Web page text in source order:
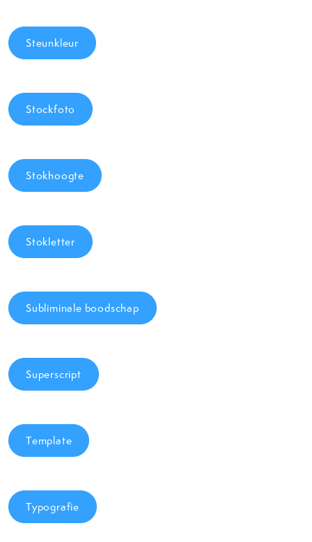
Steunkleur
Stockfoto
Stokhoogte
Stokletter
Subliminale boodschap
Superscript
Template
Typografie